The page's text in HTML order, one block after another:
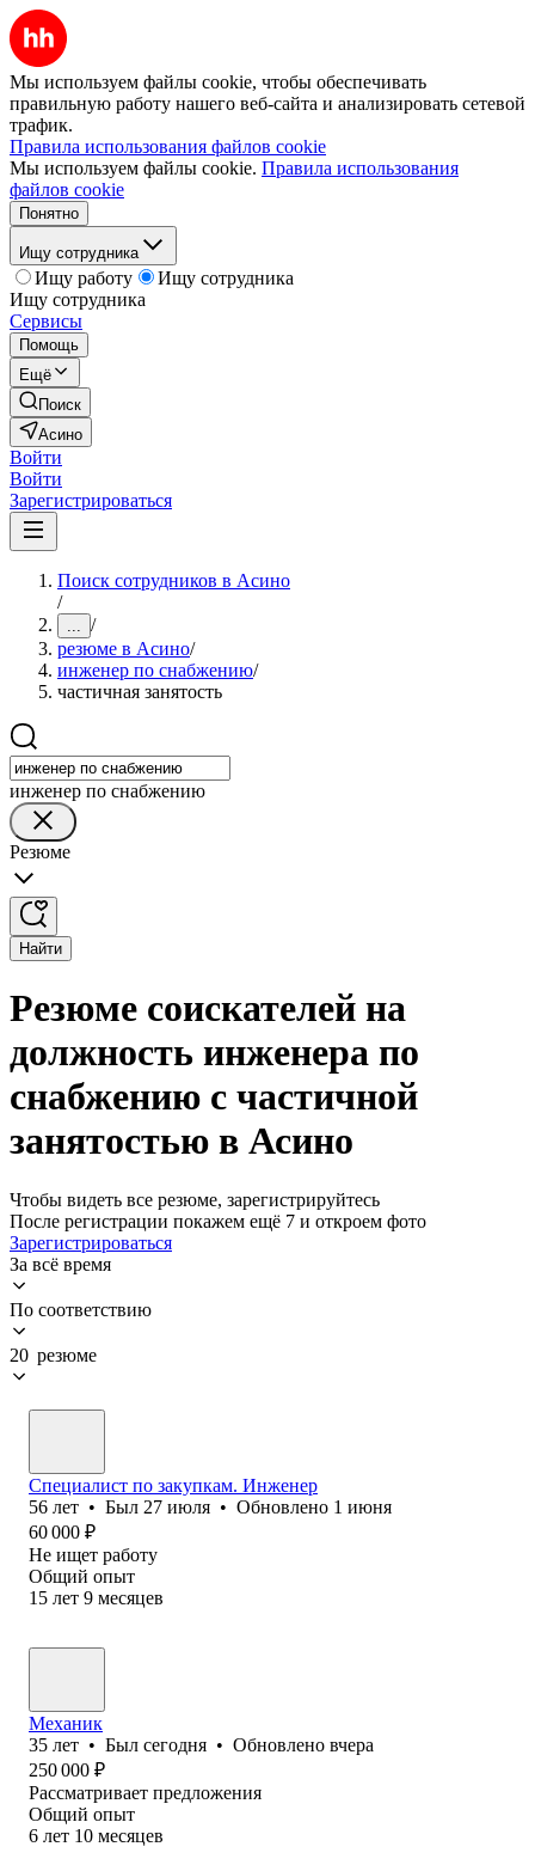
Мы используем файлы cookie, чтобы обеспечивать
правильную работу нашего веб-сайта и анализировать сетевой
трафик.
Правила использования файлов cookie
Мы используем файлы cookie. Правила использования
файлов cookie
Понятно
Ищу сотрудника
Ищу работу
Ищу сотрудника
Ищу сотрудника
Сервисы
Помощь
Ещё
Поиск
Асино
Войти
Войти
Зарегистрироваться
Поиск сотрудников в Асино
/
... /
резюме в Асино/
инженер по снабжению/
частичная занятость
инженер по снабжению
Резюме
Найти
Резюме соискателей на
должность инженера по
снабжению с частичной
занятостью в Асино
Чтобы видеть все резюме, зарегистрируйтесь
После регистрации покажем ещё 7 и откроем фото
Зарегистрироваться
За всё время
По соответствию
20 резюме
Специалист по закупкам. Инженер
56 лет • Был 27 июля • Обновлено 1 июня
60 000 ₽
Не ищет работу
Общий опыт
15 лет 9 месяцев
Механик
35 лет • Был сегодня • Обновлено вчера
250 000 ₽
Рассматривает предложения
Общий опыт
6 лет 10 месяцев